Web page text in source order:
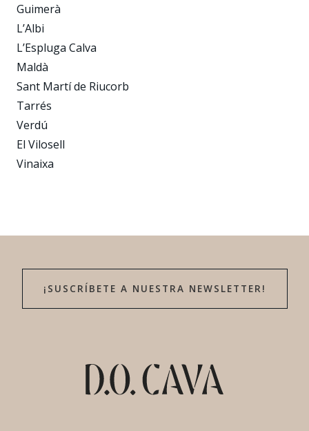
Guimerà
L’Albi
L’Espluga Calva
Maldà
Sant Martí de Riucorb
Tarrés
Verdú
El Vilosell
Vinaixa
¡SUSCRÍBETE A NUESTRA NEWSLETTER!